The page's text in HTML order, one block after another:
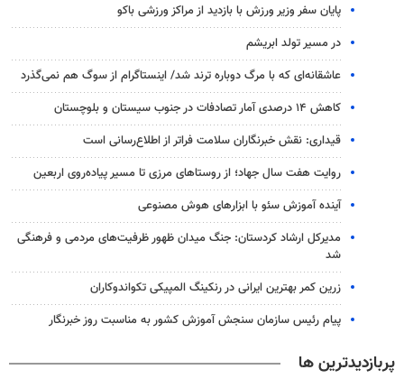
پایان سفر وزیر ورزش با بازدید از مراکز ورزشی باکو
در مسیر تولد ابریشم
عاشقانه‌ای که با مرگ دوباره ترند شد/ اینستاگرام از سوگ هم نمی‌گذرد
کاهش ۱۴ درصدی آمار تصادفات در جنوب سیستان و بلوچستان
قیداری: نقش خبرنگاران سلامت فراتر از اطلاع‌رسانی است
روایت هفت سال جهاد؛ از روستاهای مرزی تا مسیر پیاده‌روی اربعین
آینده آموزش سئو با ابزارهای هوش مصنوعی
مدیرکل ارشاد کردستان: جنگ میدان ظهور ظرفیت‌های مردمی و فرهنگی
شد
زرین کمر بهترین ایرانی در رنکینگ المپیکی تکواندوکاران
پیام رئیس سازمان سنجش آموزش کشور به مناسبت روز خبرنگار
پربازدیدترین ها